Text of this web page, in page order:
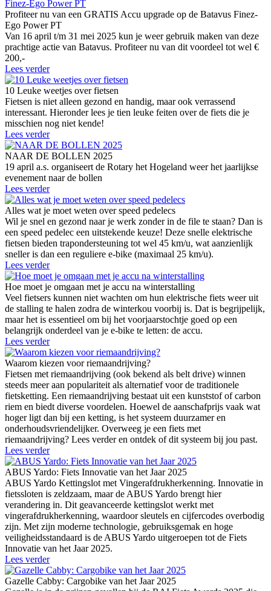
Profiteer nu van een GRATIS Accu upgrade op de Batavus Finez-
Ego Power PT
Van 16 april t/m 31 mei 2025 kun je weer gebruik maken van deze
prachtige actie van Batavus. Profiteer nu van dit voordeel tot wel €
200,-
Lees verder
10 Leuke weetjes over fietsen
Fietsen is niet alleen gezond en handig, maar ook verrassend
interessant. Hieronder lees je tien leuke feiten over de fiets die je
misschien nog niet kende!
Lees verder
NAAR DE BOLLEN 2025
19 april a.s. organiseert de Rotary het Hogeland weer het jaarlijkse
evenement naar de bollen
Lees verder
Alles wat je moet weten over speed pedelecs
Wil je snel en gezond naar je werk zonder in de file te staan? Dan is
een speed pedelec een uitstekende keuze! Deze snelle elektrische
fietsen bieden trapondersteuning tot wel 45 km/u, wat aanzienlijk
sneller is dan een reguliere e-bike (maximaal 25 km/u).
Lees verder
Hoe moet je omgaan met je accu na winterstalling
Veel fietsers kunnen niet wachten om hun elektrische fiets weer uit
de stalling te halen zodra de winterkou voorbij is. Dat is begrijpelijk,
maar het is essentieel om bij het voorjaarstochtje goed op een
belangrijk onderdeel van je e-bike te letten: de accu.
Lees verder
Waarom kiezen voor riemaandrijving?
Fietsen met riemaandrijving (ook bekend als belt drive) winnen
steeds meer aan populariteit als alternatief voor de traditionele
fietsketting. Een riemaandrijving bestaat uit een kunststof of carbon
riem en biedt diverse voordelen. Hoewel de aanschafprijs vaak wat
hoger ligt dan bij een ketting, is het systeem duurzamer en
onderhoudsvriendelijker. Overweeg je een fiets met
riemaandrijving? Lees verder en ontdek of dit systeem bij jou past.
Lees verder
ABUS Yardo: Fiets Innovatie van het Jaar 2025
ABUS Yardo Kettingslot met Vingerafdrukherkenning. Innovatie in
fietssloten is zeldzaam, maar de ABUS Yardo brengt hier
verandering in. Dit geavanceerde kettingslot werkt met
vingerafdrukherkenning, waardoor sleutels en cijfercodes overbodig
zijn. Met zijn moderne technologie, gebruiksgemak en hoge
veiligheidsstandaard is de ABUS Yardo uitgeroepen tot de Fiets
Innovatie van het Jaar 2025.
Lees verder
Gazelle Cabby: Cargobike van het Jaar 2025